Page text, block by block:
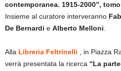
contemporanea. 1915-2000”,
Insieme al curatore interveranno
De Bernardi e Alberto Melloni
Alla Libreria Feltrinelli
, in Piazza
verrà presentata la ricerca “La